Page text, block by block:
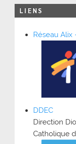
LIENS
Réseau Alix
DDEC
Direction
Catholique